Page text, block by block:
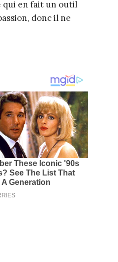
qui en fait un outil
donc il ne